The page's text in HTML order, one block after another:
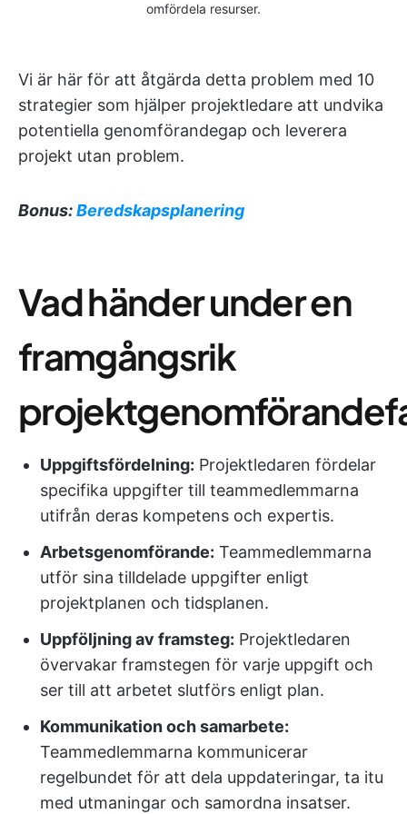
omfördela resurser.
Vi är här för att åtgärda detta problem med 10
strategier som hjälper projektledare att undvika
potentiella genomförandegap och leverera
projekt utan problem.
Bonus:Beredskapsplanering
Vad händer under en
framgångsrik
Uppgiftsfördelning: Projektledaren fördelar
specifika uppgifter till teammedlemmarna
utifrån deras kompetens och expertis.
Arbetsgenomförande: Teammedlemmarna
utför sina tilldelade uppgifter enligt
projektplanen och tidsplanen.
Uppföljning av framsteg: Projektledaren
övervakar framstegen för varje uppgift och
ser till att arbetet slutförs enligt plan.
Kommunikation och samarbete:
Teammedlemmarna kommunicerar
regelbundet för att dela uppdateringar, ta itu
med utmaningar och samordna insatser.